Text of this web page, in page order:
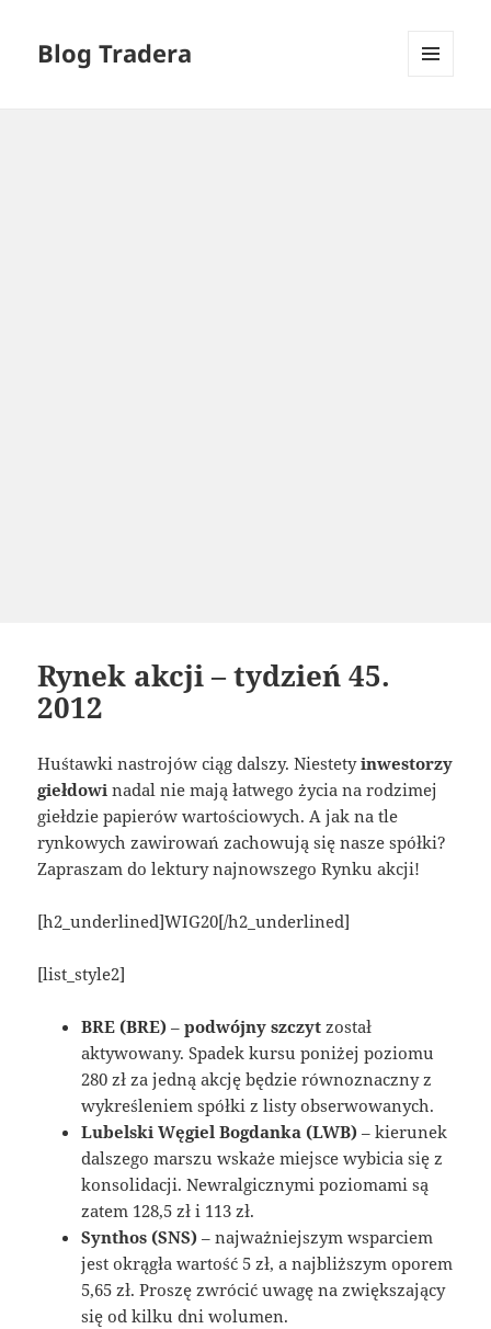
Blog Tradera
Rynek akcji – tydzień 45.
2012
Huśtawki nastrojów ciąg dalszy. Niestetyinwestorzy
giełdowi nadal nie mają łatwego życia na rodzimej
giełdzie papierów wartościowych. A jak na tle
rynkowych zawirowań zachowują się nasze spółki?
Zapraszam do lektury najnowszego Rynku akcji!
[h2_underlined]WIG20[/h2_underlined]
[list_style2]
BRE (BRE) –podwójny szczyt został
aktywowany. Spadek kursu poniżej poziomu
280 zł za jedną akcję będzie równoznaczny z
wykreśleniem spółki z listy obserwowanych.
Lubelski Węgiel Bogdanka (LWB) – kierunek
dalszego marszu wskaże miejsce wybicia się z
konsolidacji. Newralgicznymi poziomami są
zatem 128,5 zł i 113 zł.
Synthos (SNS) – najważniejszym wsparciem
jest okrągła wartość 5 zł, a najbliższym oporem
5,65 zł. Proszę zwrócić uwagę na zwiększający
się od kilku dni wolumen.